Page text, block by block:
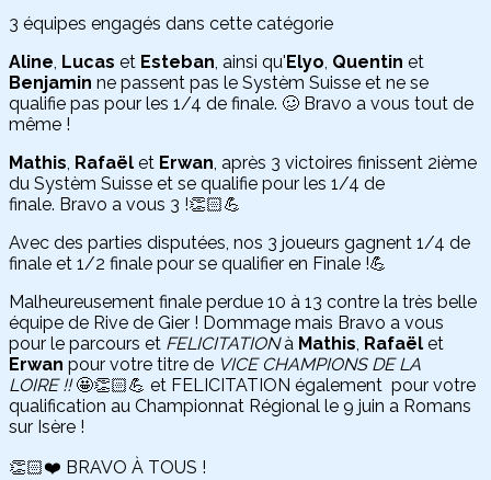
3 équipes engagés dans cette catégorie
Aline, Lucas et Esteban, ainsi qu' Elyo, Quentin et
Benjamin ne passent pas le Systèm Suisse et ne se
qualifie pas pour les 1/4 de finale. 🥴 Bravo a vous tout de
même !
Mathis, Rafaël et Erwan, après 3 victoires finissent 2ième
du Systèm Suisse et se qualifie pour les 1/4 de
finale. Bravo a vous 3 !👏🏻💪
Avec des parties disputées, nos 3 joueurs gagnent 1/4 de
finale et 1/2 finale pour se qualifier en Finale !💪
Malheureusement finale perdue 10 à 13 contre la très belle
équipe de Rive de Gier ! Dommage mais Bravo a vous
pour le parcours et FELICITATIONà Mathis, Rafaël et
Erwan pour votre titre de VICE CHAMPIONS DE LA
LOIRE !!🤩👏🏻💪 et FELICITATION également pour votre
qualification au Championnat Régional le 9 juin a Romans
sur Isère !
👏🏻❤️ BRAVO À TOUS !